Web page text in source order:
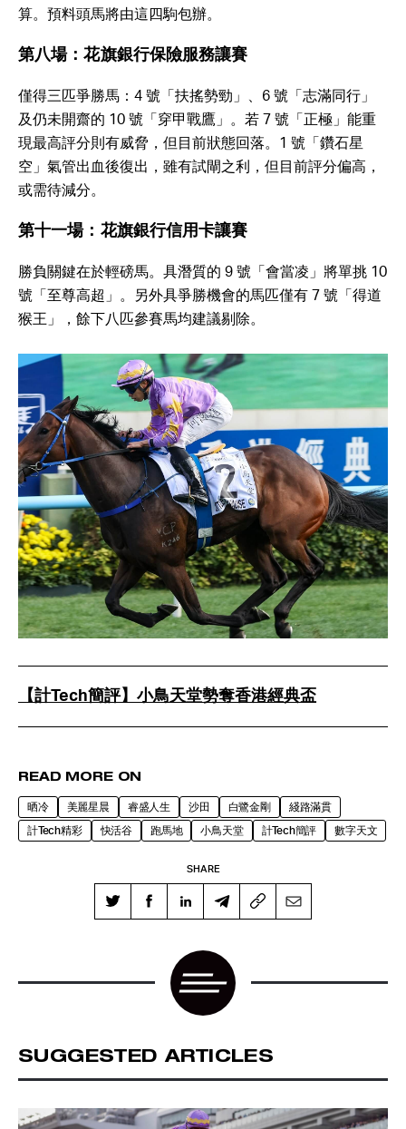
算。預料頭馬將由這四駒包辦。
第八場：花旗銀行保險服務讓賽
僅得三匹爭勝馬：4 號「扶搖勢勁」、6 號「志滿同行」
及仍未開齋的 10 號「穿甲戰鷹」。若 7 號「正極」能重
現最高評分則有威脅，但目前狀態回落。1 號「鑽石星
空」氣管出血後復出，雖有試閘之利，但目前評分偏高，
或需待減分。
第十一場：花旗銀行信用卡讓賽
勝負關鍵在於輕磅馬。具潛質的 9 號「會當凌」將單挑 10
號「至尊高超」。另外具爭勝機會的馬匹僅有 7 號「得道
猴王」，餘下八匹參賽馬均建議剔除。
【計Tech簡評】小鳥天堂勢奪香港經典盃
READ MORE ON
晒冷 美麗星晨 睿盛人生 沙田 白鷺金剛 綫路滿貫
計Tech精彩 快活谷 跑馬地 小鳥天堂 計Tech簡評 數字天文
SHARE
SUGGESTED ARTICLES